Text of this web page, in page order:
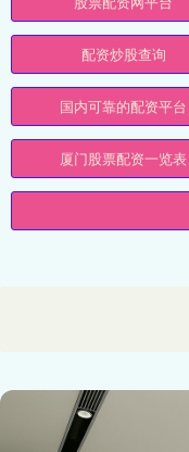
配资炒股查询
国内可靠的配资平台
厦门股票配资一览表